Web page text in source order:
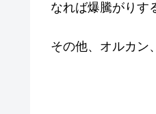
なれば爆騰がりす
その他、オルカン